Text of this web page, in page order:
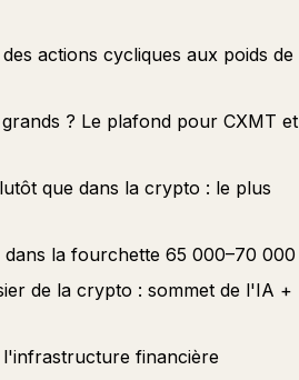
actions cycliques aux poids de
? Le plafond pour CXMT et
que dans la crypto : le plus
la fourchette 65 000–70 000
de la crypto : sommet de l'IA +
l'infrastructure financière